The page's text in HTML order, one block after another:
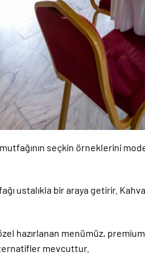
seçkin örneklerini
ustalıkla bir araya getirir.
hazırlanan menümüz,
mevcuttur.